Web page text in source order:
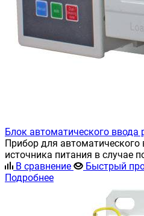
Блок автоматического ввода
Прибор для автоматического
источника питания в случае
В сравнение
Быстрый
Подробнее